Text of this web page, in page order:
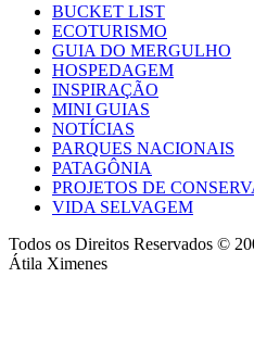
BUCKET LIST
ECOTURISMO
GUIA DO MERGULHO
HOSPEDAGEM
INSPIRAÇÃO
MINI GUIAS
NOTÍCIAS
PARQUES NACIONAIS
PATAGÔNIA
PROJETOS DE
VIDA SELVAGEM
Todos os Direitos Reservados ©
Átila Ximenes